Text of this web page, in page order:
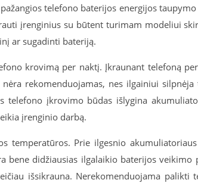
telefono baterijos energijos
įrenginius su būtent turimam modeliui
ar sugadinti bateriją.
krovimą per naktį. Įkraunant telefoną
rekomenduojamas, nes ilgainiui
telefono įkrovimo būdas išlygina
įrenginio darbą.
temperatūros. Prie ilgesnio
bene didžiausias ilgalaikio baterijos
išsikrauna. Nerekomenduojama